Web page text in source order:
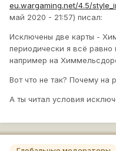
eu.wargaming.net/4.5/
май 2020 - 21:57) писал:
Исключены две карты -
периодически я всё
например на
Вот что не так? Почему на
А ты читал условия